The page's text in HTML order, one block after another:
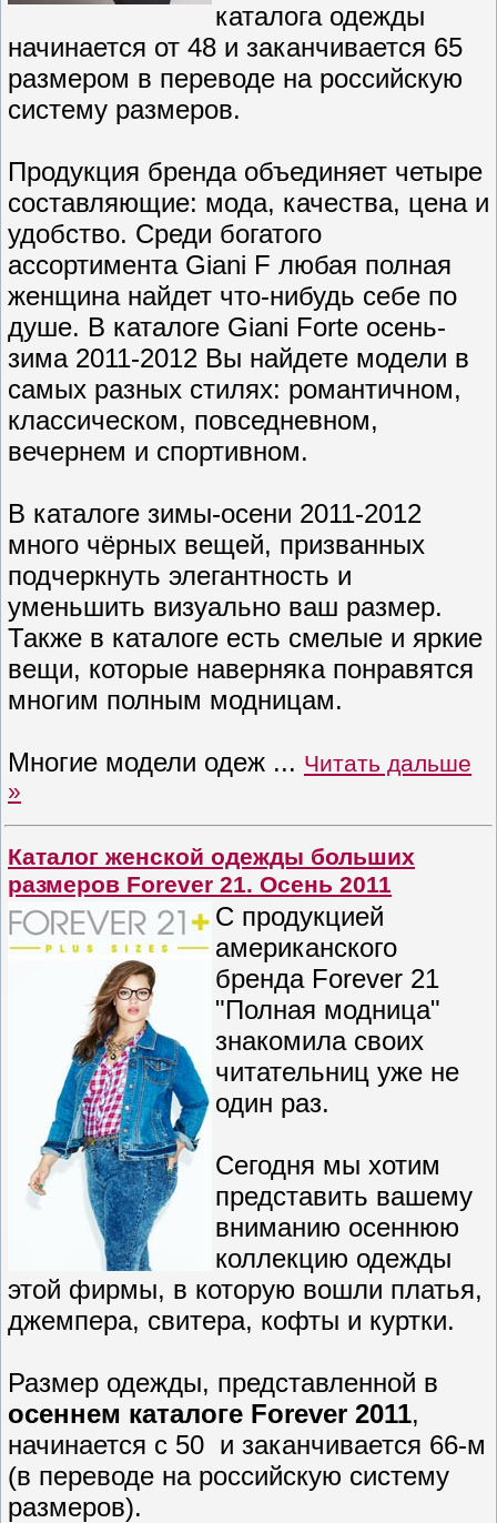
каталога одежды
начинается от 48 и заканчивается 65
размером в переводе на российскую
систему размеров.
Продукция бренда объединяет четыре
составляющие: мода, качества, цена и
удобство. Среди богатого
ассортимента Giani F любая полная
женщина найдет что-нибудь себе по
душе. В каталоге Giani Forte осень-
зима 2011-2012 Вы найдете модели в
самых разных стилях: романтичном,
классическом, повседневном,
вечернем и спортивном.
В каталоге зимы-осени 2011-2012
много чёрных вещей, призванных
подчеркнуть элегантность и
уменьшить визуально ваш размер.
Также в каталоге есть смелые и яркие
вещи, которые наверняка понравятся
многим полным модницам.
Многие модели одеж ... Читать дальше
»
Каталог женской одежды больших
размеров Forever 21. Осень 2011
С продукцией
американского
бренда Forever 21
"Полная модница"
знакомила своих
читательниц уже не
один раз.
Сегодня мы хотим
представить вашему
вниманию осеннюю
коллекцию одежды
этой фирмы, в которую вошли платья,
джемпера, свитера, кофты и куртки.
Размер одежды, представленной в
осеннем каталоге Forever 2011,
начинается с 50 и заканчивается 66-м
(в переводе на российскую систему
размеров).